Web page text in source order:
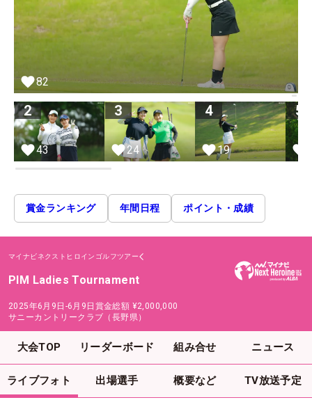
82
2
43
3
24
4
19
5
賞金ランキング 年間日程 ポイント・成績
マイナビネクストヒロインゴルフツアー
PIM Ladies Tournament
2025年6月9日-6月9日 賞金総額 ¥2,000,000
サニーカントリークラブ（長野県）
大会TOP リーダーボード 組み合せ ニュース
ライブフォト 出場選手 概要など TV放送予定